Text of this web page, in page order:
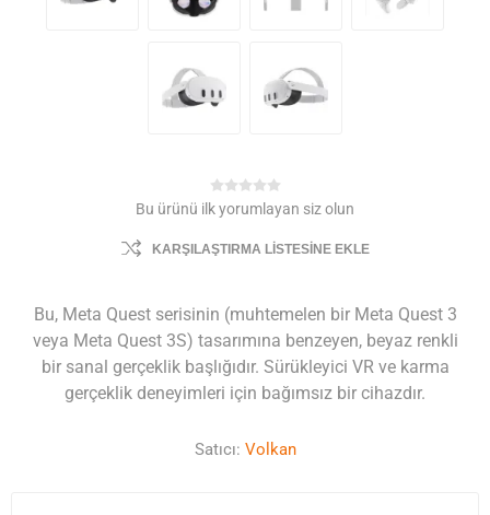
Bu ürünü ilk yorumlayan siz olun
KARŞILAŞTIRMA LISTESINE EKLE
Bu, Meta Quest serisinin (muhtemelen bir Meta Quest 3
veya Meta Quest 3S) tasarımına benzeyen, beyaz renkli
bir sanal gerçeklik başlığıdır. Sürükleyici VR ve karma
gerçeklik deneyimleri için bağımsız bir cihazdır.
Satıcı: Volkan